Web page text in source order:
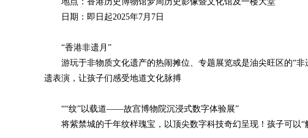
日期：即日起2025年7月7日
“香港非遗月”
游玩于非物质文化遗产的热闹摊位、专题展览或是油尖旺区的“
遗表演，让孩子们感受地道文化脉搏
““纹”以载道——故宫博物院沉浸式数字体验展”
将紫禁城的千年纹样瑰宝，以顶尖数字科技奇幻呈现！孩子可以